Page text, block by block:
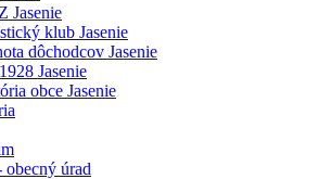
Jasenie
klub Jasenie
dôchodcov Jasenie
Jasenie
obce Jasenie
úrad